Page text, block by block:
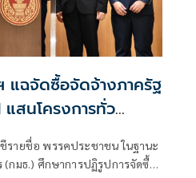
ฉจัดซื้อจัดจ้างภาครัฐ
แสนโครงการทั่ว
กว่า 5 หมื่นล้านบาท
ายชื่อ พรรคประชาชน ในฐานะ
กมธ.) ศึกษาการปฏิรูปการจัดซื้อ